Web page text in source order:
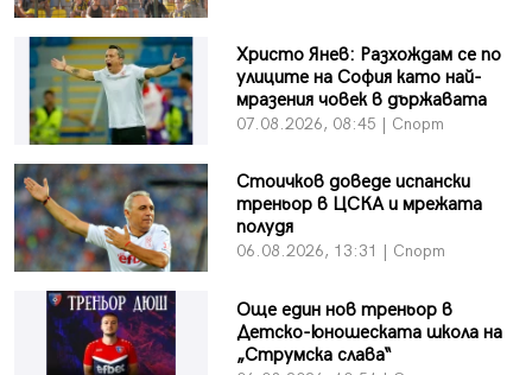
Христо Янев: Разхождам се по
улиците на София като най-
мразения човек в държавата
07.08.2026, 08:45 | Спорт
Стоичков доведе испански
треньор в ЦСКА и мрежата
полудя
06.08.2026, 13:31 | Спорт
Още един нов треньор в
Детско-юношеската школа на
„Струмска слава“